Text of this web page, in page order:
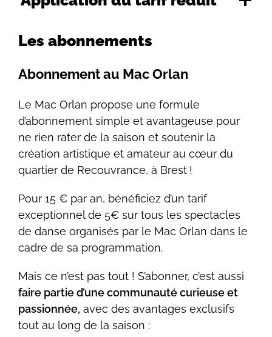
Les abonnements
Abonnement au Mac Orlan
Le Mac Orlan propose une formule
d’abonnement simple et avantageuse pour
ne rien rater de la saison et soutenir la
création artistique et amateur au cœur du
quartier de Recouvrance, à Brest !
Pour 15 € par an, bénéficiez d’un tarif
exceptionnel de 5€ sur tous les spectacles
de danse organisés par le Mac Orlan dans le
cadre de sa programmation.
Mais ce n’est pas tout ! S’abonner, c’est aussi
faire partie d’une communauté curieuse et
passionnée, avec des avantages exclusifs
tout au long de la saison :